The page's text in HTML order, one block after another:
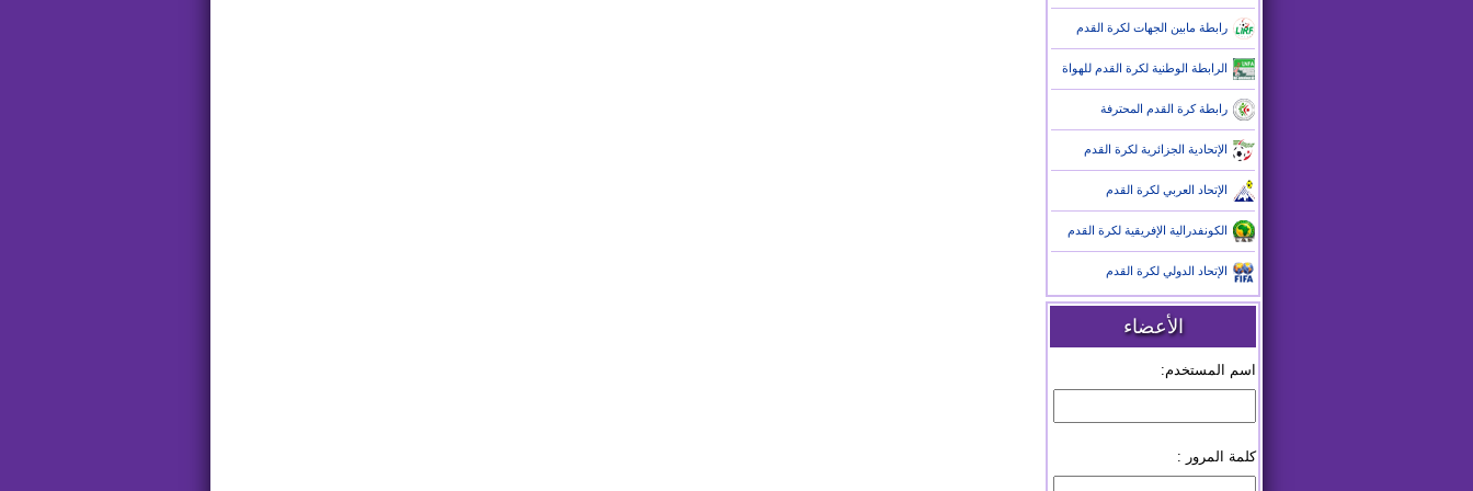
رابطة مابين الجهات لكرة القدم
الرابطة الوطنية لكرة القدم للهواة
رابطة كرة القدم المحترفة
الإتحادية الجزائرية لكرة القدم
الإتحاد العربي لكرة القدم
الكونفدرالية الإفريقية لكرة القدم
الإتحاد الدولي لكرة القدم
الأعضاء
اسم المستخدم:
كلمة المرور :